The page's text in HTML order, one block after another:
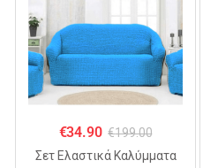
€34.90 €199.00
Σετ Ελαστικά Καλύμματα